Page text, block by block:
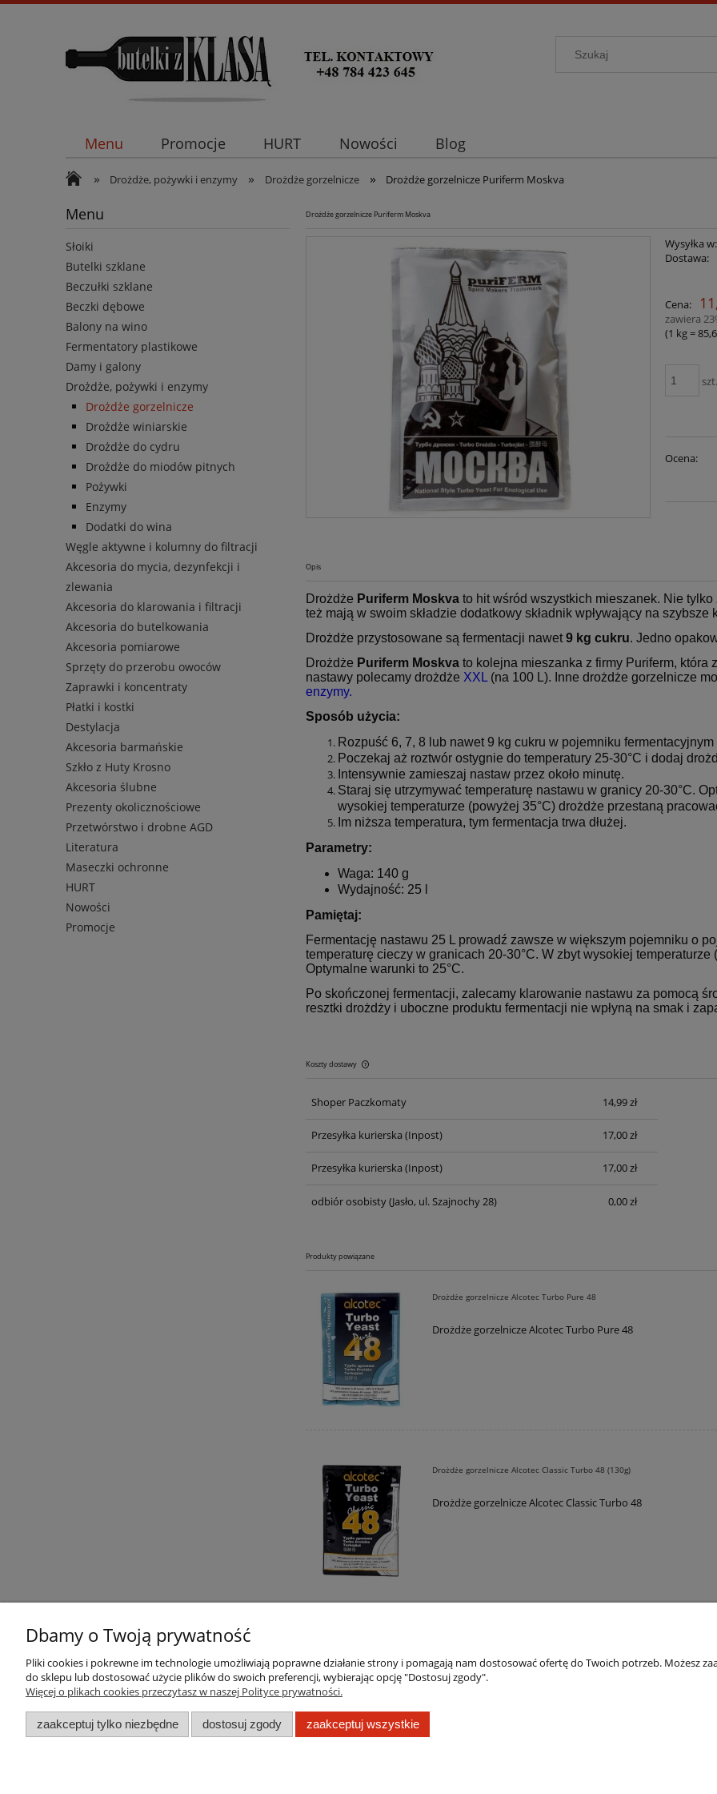
Menu Promocje HURT Nowości Blog
» Drożdże, pożywki i enzymy » Drożdże gorzelnicze » Drożdże gorzelnicze Puriferm Moskva
Menu
Słoiki
Butelki szklane
Beczułki szklane
Beczki dębowe
Balony na wino
Fermentatory plastikowe
Damy i galony
Drożdże, pożywki i enzymy
Drożdże gorzelnicze
Drożdże winiarskie
Drożdże do cydru
Drożdże do miodów pitnych
Pożywki
Enzymy
Dodatki do wina
Węgle aktywne i kolumny do filtracji
Akcesoria do mycia, dezynfekcji i
zlewania
Akcesoria do klarowania i filtracji
Akcesoria do butelkowania
Akcesoria pomiarowe
Sprzęty do przerobu owoców
Zaprawki i koncentraty
Płatki i kostki
Destylacja
Akcesoria barmańskie
Szkło z Huty Krosno
Akcesoria ślubne
Prezenty okolicznościowe
Przetwórstwo i drobne AGD
Literatura
Maseczki ochronne
HURT
Nowości
Promocje
Drożdże gorzelnicze Puriferm Moskva
Wysyłka w:
Dostawa:
Cena:
zawiera
(1 kg=
szt.
Ocena:
Opis
Drożdże Puriferm Moskva to hit wśród wszystkich mieszanek. Nie
też mają w swoim składzie dodatkowy składnik wpływający na szybsze
Drożdże przystosowane są fermentacji nawet 9 kg cukru. Jedno
Drożdże Puriferm Moskva to kolejna mieszanka z firmy Puriferm, która
nastawy polecamy drożdże XXL (na 100 L). Inne drożdże gorzelnicze
enzymy.
Sposób użycia:
Rozpuść 6, 7, 8 lub nawet 9 kg cukru w pojemniku fermentacyjnym
Poczekaj aż roztwór ostygnie do temperatury 25-30°C i dodaj
Intensywnie zamieszaj nastaw przez około minutę.
Staraj się utrzymywać temperaturę nastawu w granicy 20-30°C.
wysokiej temperaturze (powyżej 35°C) drożdże przestaną
Im niższa temperatura, tym fermentacja trwa dłużej.
Parametry:
Waga: 140 g
Wydajność: 25 l
Pamiętaj:
Fermentację nastawu 25 L prowadź zawsze w większym pojemniku o
temperaturę cieczy w granicach 20-30°C. W zbyt wysokiej
Optymalne warunki to 25°C.
Po skończonej fermentacji, zalecamy klarowanie nastawu za pomocą
resztki drożdży i uboczne produktu fermentacji nie wpłyną na smak i
Koszty dostawy
Cena nie zawiera ewentualnych kosztów
Shoper Paczkomaty 14,99 zł
Przesyłka kurierska (Inpost) 17,00 zł
Przesyłka kurierska (Inpost) 17,00 zł
odbiór osobisty(Jasło, ul. Szajnochy 28) 0,00 zł
Produkty powiązane
Drożdże gorzelnicze Alcotec Turbo Pure 48
Drożdże gorzelnicze Alcotec Turbo Pure 48
Drożdże gorzelnicze Alcotec Classic Turbo 48 (130g)
Drożdże gorzelnicze Alcotec Classic Turbo 48
Pomoc
Regulamin sklepu
Zwroty i reklamacje
Moje konto
Twoje zamówienia
Ustawienia konta
Płatności i dostawa
Dbamy o Twoją prywatność
Pliki cookies i pokrewne im technologie umożliwiają poprawne działanie strony i pomagają nam dostosować ofertę do Twoich potrzeb. Możesz
do sklepu lub dostosować użycie plików do swoich preferencji, wybierając opcję "Dostosuj zgody".
Więcej o plikach cookies przeczytasz w naszej Polityce prywatności.
zaakceptuj tylko niezbędne dostosuj zgody zaakceptuj wszystkie